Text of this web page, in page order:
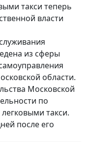
такси теперь
власти
из сферы
области.
Московской
по
такси.
после его